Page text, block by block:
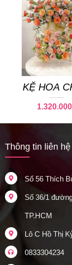
KỆ HOA
MỪNG
1.320.000
Thông tin liên hệ
Số 56 Thích
Số 36/1
TP.HCM
Lô C Hồ Thị
0833304234